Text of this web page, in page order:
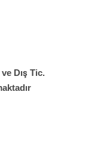
Dış Tic.